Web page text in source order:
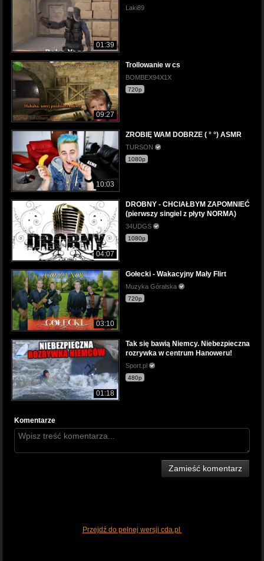
01:39
Laki89
09:27
Trollowanie w cs
BOMBEX94X1X
720p
10:03
ZROBIĘ WAM DOBRZE ( ° °) ASMR
TURSON
1080p
04:07
DROBNY - CHCIAŁBYM ZAPOMNIEĆ
(pierwszy singiel z płyty NORMA)
34UDGS
1080p
03:10
Gołecki - Wakacyjny Mały Flirt
Muzyka Góralska
720p
01:18
Tak się bawią Niemcy. Niebezpieczna
rozrywka w centrum Hanoweru!
Sport.pl
480p
Komentarze
Zamieść komentarz
Przejdź do pełnej wersji cda.pl